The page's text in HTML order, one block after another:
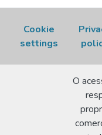
Cookie
settings
O